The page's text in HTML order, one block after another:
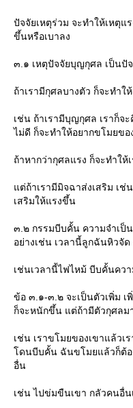
ปัจจัยเหตุร่วม จะทำให้เหตุแ
ขึ้นหรือเบาลง
๓.๑ เหตุปัจจัยบุญกุศล เป็นปั
ถ้าเรามีกุศลบางตัว ก็จะทำใ
เช่น ถ้าเรามีบุญกุศล เราก็จ
ไม่ดี ก็จะทำให้อยากขโมยขอ
ถ้าหากว่ากุศลแรง ก็จะทำใ
ต่ถ้าเรามีมิจฉาส่งเสริม เช่
เสริมให้แรงขึ้น
๓.๒ กรรมบีบคั้น ความจำเป็
อย่างเช่น เวลานี้ลูกฉันหิวจั
เช่นเวลานี้ไฟไหม้ บีบคั้นคว
ข้อ ๓.๑-๓.๒ จะเป็นตัวเพิ่ม เ
ก็จะหนักขึ้น แต่ถ้ามีตัวกุศลม
เช่น เราขโมยของเขาแล้วเ
ดนบีบคั้น ฉันขโมยแล้วก็ต้อ
อื่น
เช่น ไปข่มขืนเขา กลัวคนอื่น